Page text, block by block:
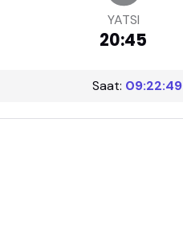
YATSI
20:45
Saat: 09:22:50